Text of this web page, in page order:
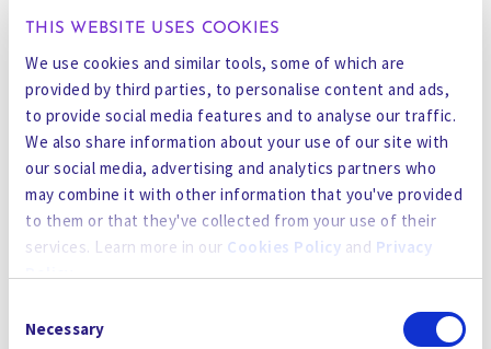
THIS WEBSITE USES COOKIES
We use cookies and similar tools, some of which are
provided by third parties, to personalise content and ads,
to provide social media features and to analyse our traffic.
We also share information about your use of our site with
our social media, advertising and analytics partners who
may combine it with other information that you've provided
to them or that they've collected from your use of their
services. Learn more in our Cookies Policy and Privacy
Policy.
By using the site, you agree to our
Cookies
Selection
Necessary
como empleador preferente.
Delph Mak, Director de Gradiant AI.Delph
se incorporó procedente de Xylem,
empresa líder mundial en tecnología del
agua, donde ocupaba el cargo de directora
sénior del negocio digital. También ha
ocupado altos cargos en Deloitte
Consulting y en PUB Singapore's Industry
en Singapur.